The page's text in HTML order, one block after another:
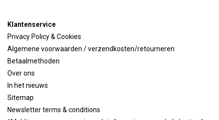
Klantenservice
Privacy Policy & Cookies
Algemene voorwaarden / verzendkosten/retourneren
Betaalmethoden
Over ons
In het nieuws
Sitemap
Newsletter terms & conditions